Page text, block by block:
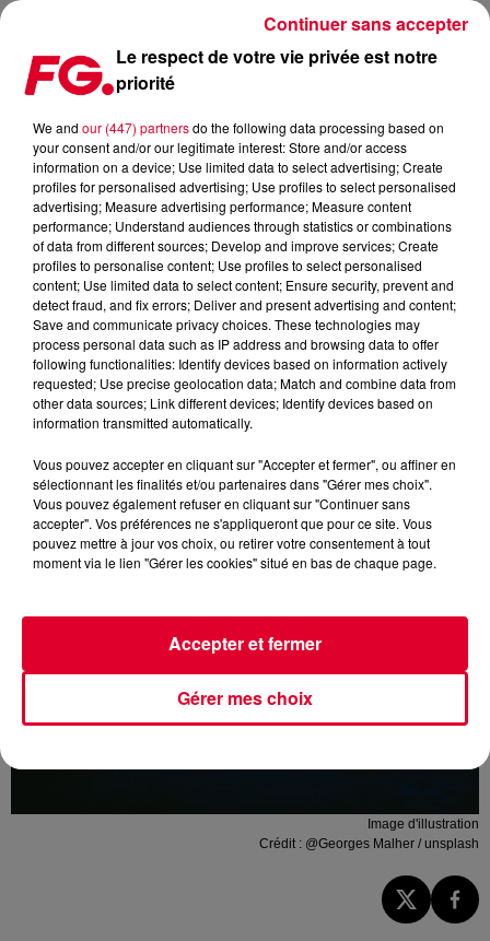
L'ÉLECTRO QUITTE LES CLUBS... AU RISQUE DE LES TUER ?
Publié : 2 février 2023 à 13h14 par Christophe HUBERT
Image d'illustration
Crédit : @Georges Malher / unsplash
Le respect de votre vie privée est notre
priorité
We and our (447) partnersdo the following data processing based on
your consent and/or our legitimate interest: Store and/or access
information on a device; Use limited data to select advertising; Create
profiles for personalised advertising; Use profiles to select personalised
advertising; Measure advertising performance; Measure content
performance; Understand audiences through statistics or combinations
of data from different sources; Develop and improve services; Create
profiles to personalise content; Use profiles to select personalised
content; Use limited data to select content; Ensure security, prevent and
detect fraud, and fix errors; Deliver and present advertising and content;
Save and communicate privacy choices. These technologies may
process personal data such as IP address and browsing data to offer
following functionalities: Identify devices based on information actively
requested; Use precise geolocation data; Match and combine data from
other data sources; Link different devices; Identify devices based on
information transmitted automatically.
Vous pouvez accepter en cliquant sur "Accepter et fermer", ou affiner en
sélectionnant les finalités et/ou partenaires dans "Gérer mes choix".
Vous pouvez également refuser en cliquant sur "Continuer sans
accepter". Vos préférences ne s'appliqueront que pour ce site. Vous
pouvez mettre à jour vos choix, ou retirer votre consentement à tout
moment via le lien "Gérer les cookies" situé en bas de chaque page.
Gérer mes choix
Accepter et fermer
Continuer sans accepter